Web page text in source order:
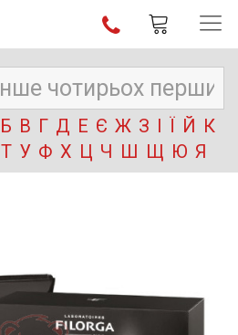
Б В Г Д Е Є Ж З І Ї Й К
Т У Ф Х Ц Ч Ш Щ Ю Я